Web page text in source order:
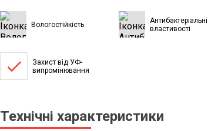
Вологостійкість
Антибактеріальні
властивості
done
Захист від УФ-
випромінювання
Технічні характеристики